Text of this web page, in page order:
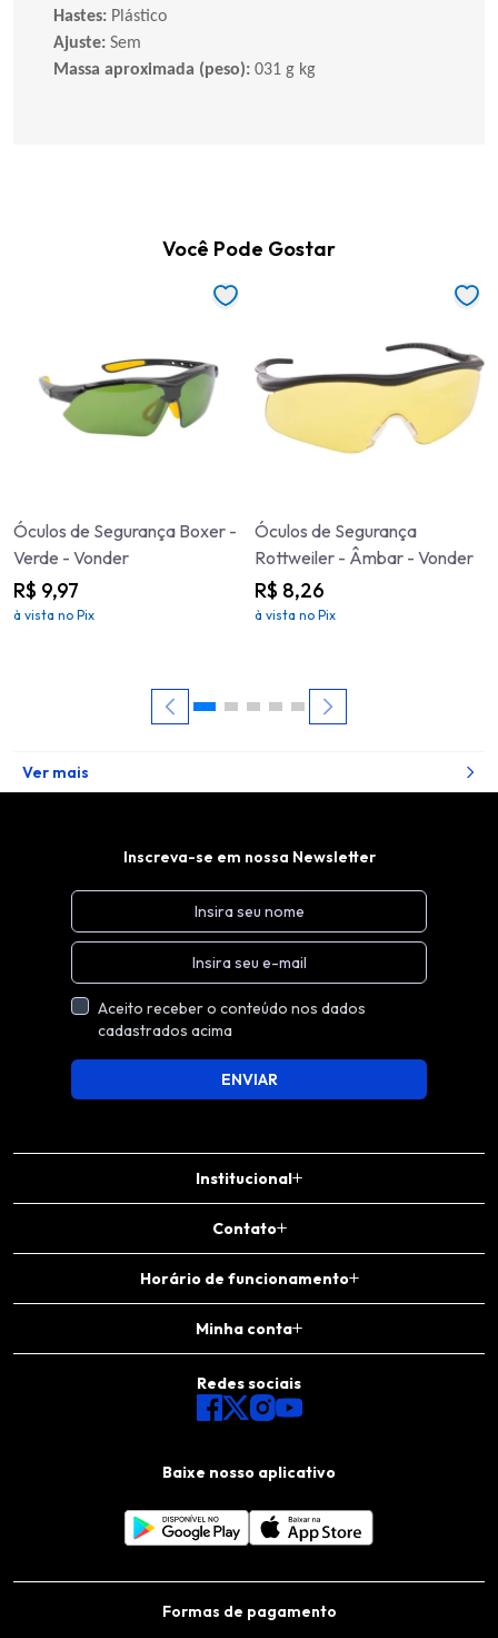
Hastes: Plástico
Ajuste: Sem
Massa aproximada (peso): 031 g kg
Você Pode Gostar
Óculos de Segurança Boxer -
Verde - Vonder
R$ 9,97
à vista no Pix
Óculos de Segurança
Rottweiler - Âmbar - Vonder
R$ 8,26
à vista no Pix
Ver mais
Institucional
Contato
Horário de funcionamento
Minha conta
Baixe nosso aplicativo
Redes sociais
Inscreva-se em nossa Newsletter
Aceito receber o conteúdo nos dados
cadastrados acima
ENVIAR
Formas de pagamento